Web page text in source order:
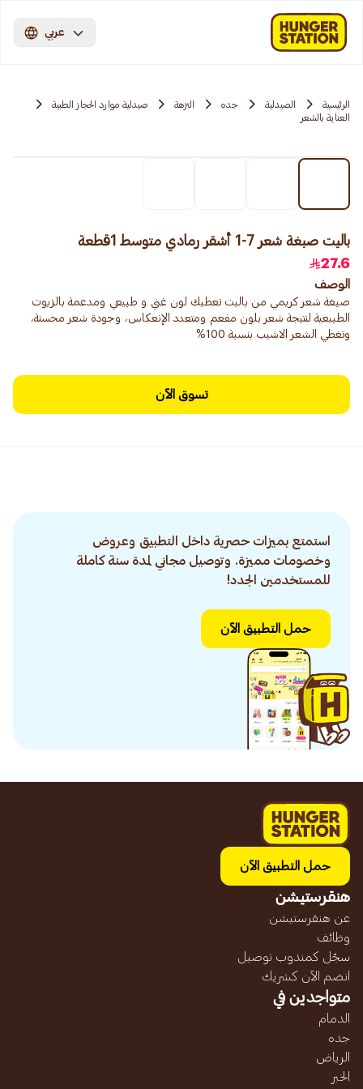
عربي
الرئيسية الصيدلية جده النزهة
صيدلية موارد الحجاز الطبية
العناية بالشعر
باليت صبغة شعر 7-1 أشقر رمادي متوسط 1قطعة
27.6
الوصف
صبغة شعر كريمي من باليت تعطيك لون غني و طبيعي ومدعمة بالزيوت
الطبيعية لنتيجة شعر بلون مفعم ومتعدد الإنعكاس، وجودة شعر محسنة،
وتغطي الشعر الاشيب بنسبة 100%
تسوق الآن
استمتع بميزات حصرية داخل التطبيق وعروض
وخصومات مميزة. وتوصيل مجاني لمدة سنة كاملة
للمستخدمين الجدد!
حمل التطبيق الآن
حمل التطبيق الآن
هنقرستيشن
عن هنقرستيشن
وظائف
سجّل كمندوب توصيل
انضم الآن كشريك
متواجدين في
الدمام
جده
الرياض
الخبر